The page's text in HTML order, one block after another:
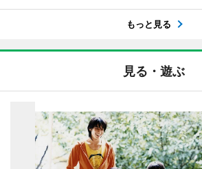
もっと見る
見る・遊ぶ